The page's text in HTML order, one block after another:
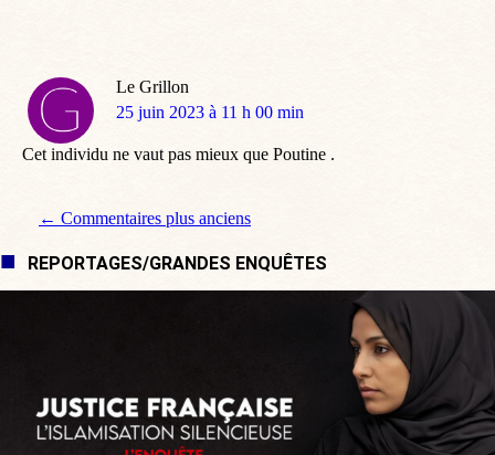
Le Grillon
dit
25 juin 2023 à 11 h 00 min
Cet individu ne vaut pas mieux que Poutine .
Navigation de commentaire
← Commentaires plus anciens
REPORTAGES/GRANDES ENQUÊTES